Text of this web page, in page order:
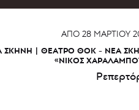
ΑΠΌ 28 ΜΑΡΤΊΟΥ
ΣΚΗΝΉ
ΘΈΑΤΡΟ ΘΟΚ - ΝΈΑ
«ΝΊΚΟΣ